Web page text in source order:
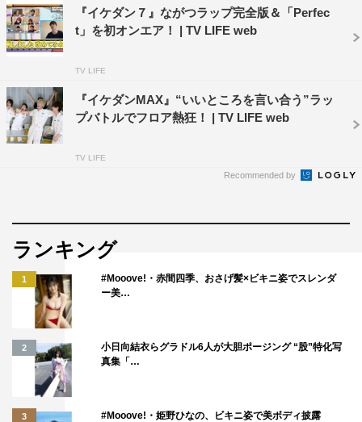
『イケダン７』ながつラップ完全版＆「Perfec
t」を初オンエア！ | TV LIFE web
TV LIFE
『イケダンMAX』“いいところを言い合う”ラッ
プバトルでフロア熱狂！ | TV LIFE web
TV LIFE
Recommended by
ランキング
1
#Mooove!・赤間四季、おさげ髪×ビキニ姿でスレンダ
ー美…
2
小日向結衣らグラドル6人が大胆ポージング “股”特化写
真集「…
3
#Mooove!・姫野ひなの、ビキニ姿で美ボディ披露